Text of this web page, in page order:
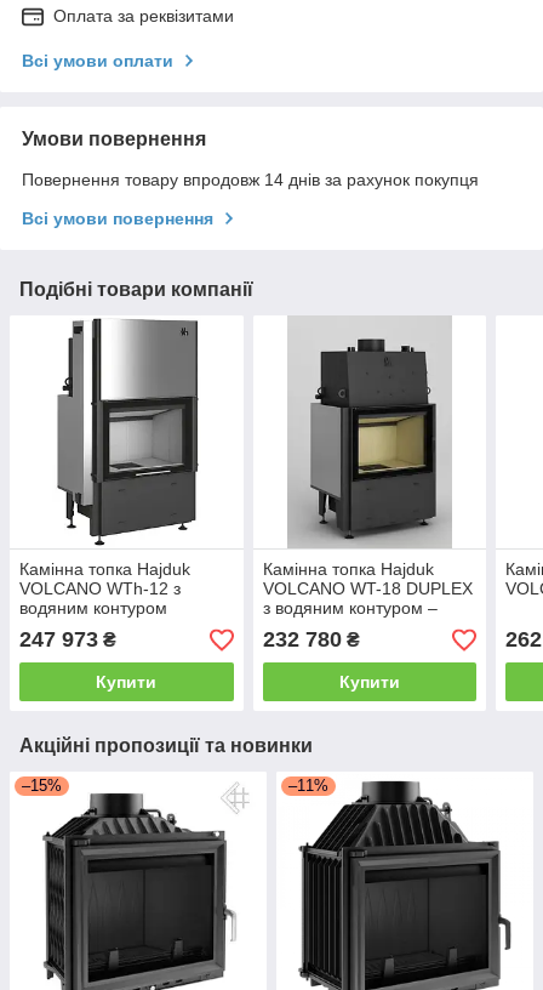
Оплата за реквізитами
Всі умови оплати
Умови повернення
Повернення товару впродовж 14 днів за рахунок покупця
Всі умови повернення
Подібні товари компанії
Камінна топка Hajduk
VOLCANO WTh-12 з
водяним контуром
247 973 ₴
Купити
Камінна топка Hajduk
VOLCANO WT-18 DUPLEX
з водяним контуром –
232 780₴
Купити
Акційні пропозиції та новинки
–15% –11%